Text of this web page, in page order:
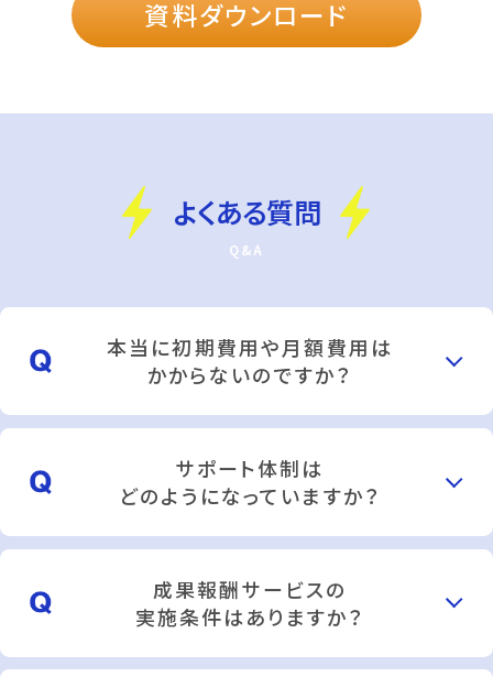
資料ダウンロード
よくある質問
本当に初期費用や月額費用は
かからないのですか？
サポート体制は
どのようになっていますか？
成果報酬サービスの
実施条件はありますか？